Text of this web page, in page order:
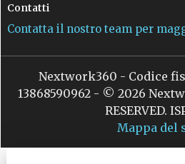
Contatti
Contatta il nostro team per
Nextwork360 - Codice
13868590962 - © 2026
RESERVED.
Mappa del